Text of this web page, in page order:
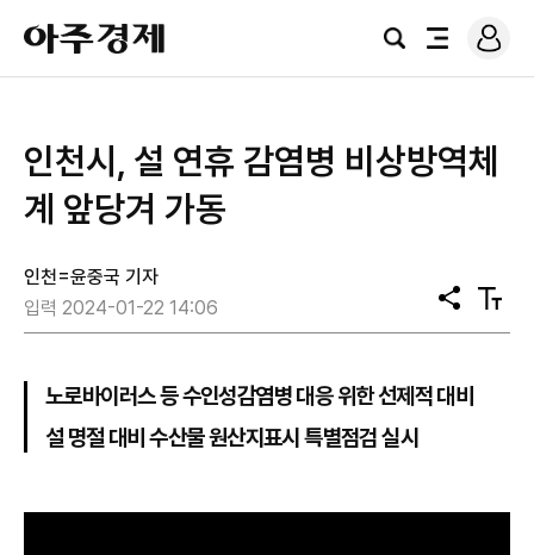
아
주
경
검
전
로
그
인천시, 설 연휴 감염병 비상방역체
계 앞당겨 가동
인천=윤중국 기자
입력 2024-01-22 14:06
공
유
텍
스
노로바이러스 등 수인성감염병 대응 위한 선제적 대비
설 명절 대비 수산물 원산지표시 특별점검 실시